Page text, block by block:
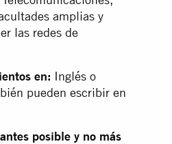
amplias y
las redes de
en: Inglés o
pueden escribir en
posible y no más